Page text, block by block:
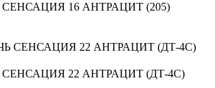
16 АНТРАЦИТ (205)
22 АНТРАЦИТ (ДТ-4С)